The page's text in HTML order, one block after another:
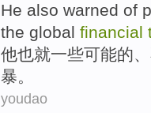
He also warned of
the global financial
他也就一些可能的、
暴。
youdao